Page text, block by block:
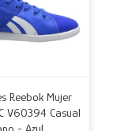
Reebok Mujer
V60394 Casual
- Azul